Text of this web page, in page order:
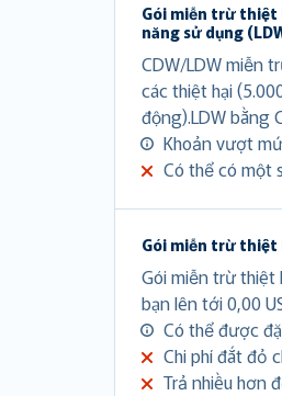
Gói miễn trừ thiệt
năng sử dụng
CDW/LDW miễn
các thiệt hại
động).LDW bằng
Khoản vượt
Có thể có một
Gói miễn trừ thiệt
Gói miễn trừ thiệt
bạn lên tới 0,00
Có thể được
Chi phí đắt đỏ
Trả nhiều hơn